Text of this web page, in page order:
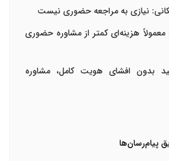
: نیازی به مراجعه حضوری نیست
معمولاً هزینه‌ای کمتر از مشاوره حضوری
بدون افشای هویت کامل، مشاوره